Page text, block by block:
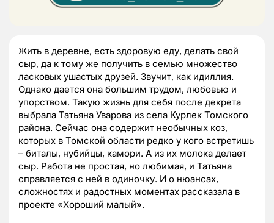
Жить в деревне, есть здоровую еду, делать свой
сыр, да к тому же получить в семью множество
ласковых ушастых друзей. Звучит, как идиллия.
Однако дается она большим трудом, любовью и
упорством. Такую жизнь для себя после декрета
выбрала Татьяна Уварова из села Курлек Томского
района. Сейчас она содержит необычных коз,
которых в Томской области редко у кого встретишь
– биталы, нубийцы, камори. А из их молока делает
сыр. Работа не простая, но любимая, и Татьяна
справляется с ней в одиночку. И о нюансах,
сложностях и радостных моментах рассказала в
проекте «Хороший малый».